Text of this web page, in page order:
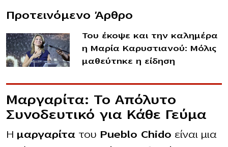
Προτεινόμενο Άρθρο
Του έκοψε και την καλημέρα
η Μαρία Καρυστιανού: Μόλις
μαθεύτnκε η είδηση
Μαργαρίτα: Το Απόλυτο
Συνοδευτικό για Κάθε Γεύμα
Η μαργαρίτα του Pueblo Chido είναι μια